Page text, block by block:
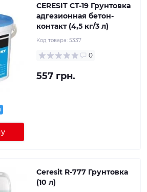
CERESIT CT-19 Грунтовка
адгезионная бетон-
контакт (4,5 кг/3 л)
Код товара: 5337
0
557 грн.
Ceresit R-777 Грунтовка
(10 л)